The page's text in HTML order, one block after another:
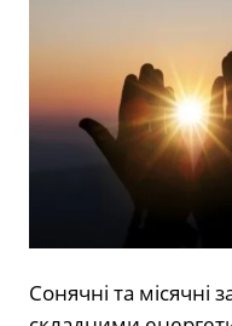
Сонячні та місячні